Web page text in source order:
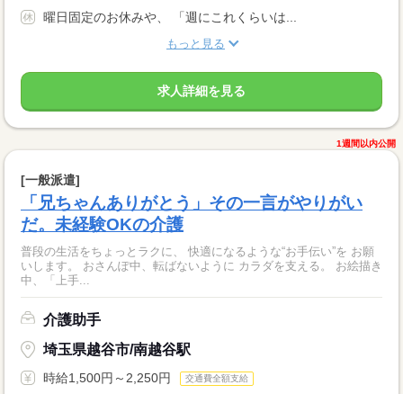
曜日固定のお休みや、 「週にこれくらいは...
もっと見る
求人詳細を見る
1週間以内公開
[一般派遣]
「兄ちゃんありがとう」その一言がやりがい
だ。未経験OKの介護
普段の生活をちょっとラクに、 快適になるような“お手伝い”を お願
いします。 おさんぽ中、転ばないように カラダを支える。 お絵描き
中、「上手...
介護助手
埼玉県越谷市/南越谷駅
時給1,500円～2,250円 交通費全額支給